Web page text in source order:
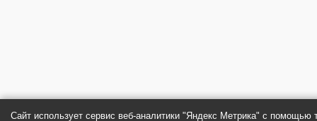
Сайт использует сервис веб-аналитики "Яндекс Метрика" с помощью